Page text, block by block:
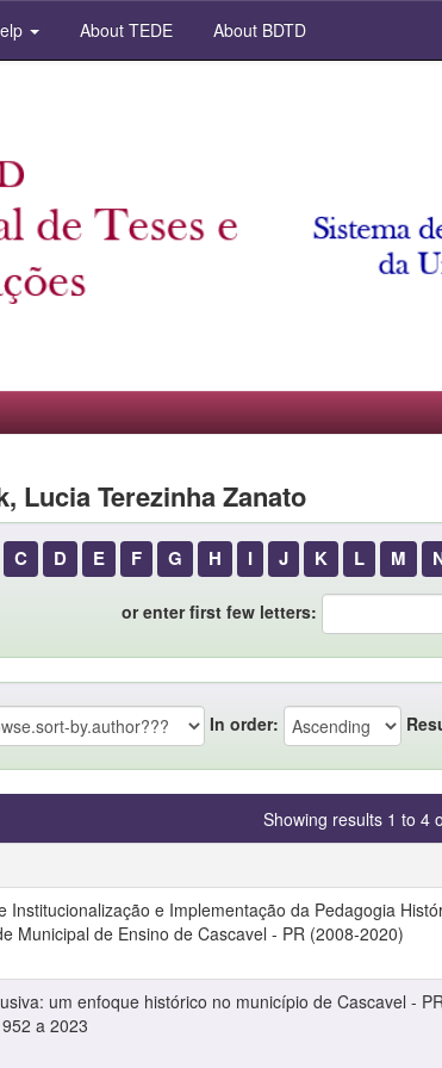
About TEDE About BDTD
Lucia Terezinha Zanato
C D E F G H I J K L M
or enter first few letters:
In order:
Showing results 1 to 4
Institucionalização e Implementação da Pedagogia
Municipal de Ensino de Cascavel - PR (2008-2020)
um enfoque histórico no município de Cascavel -
a 2023